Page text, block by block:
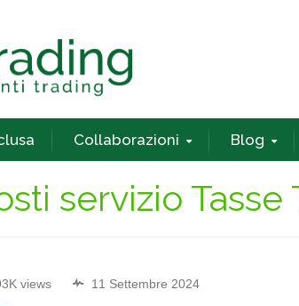
Collaborazioni Blog
servizio Tasse
views 11 Settembre 2024